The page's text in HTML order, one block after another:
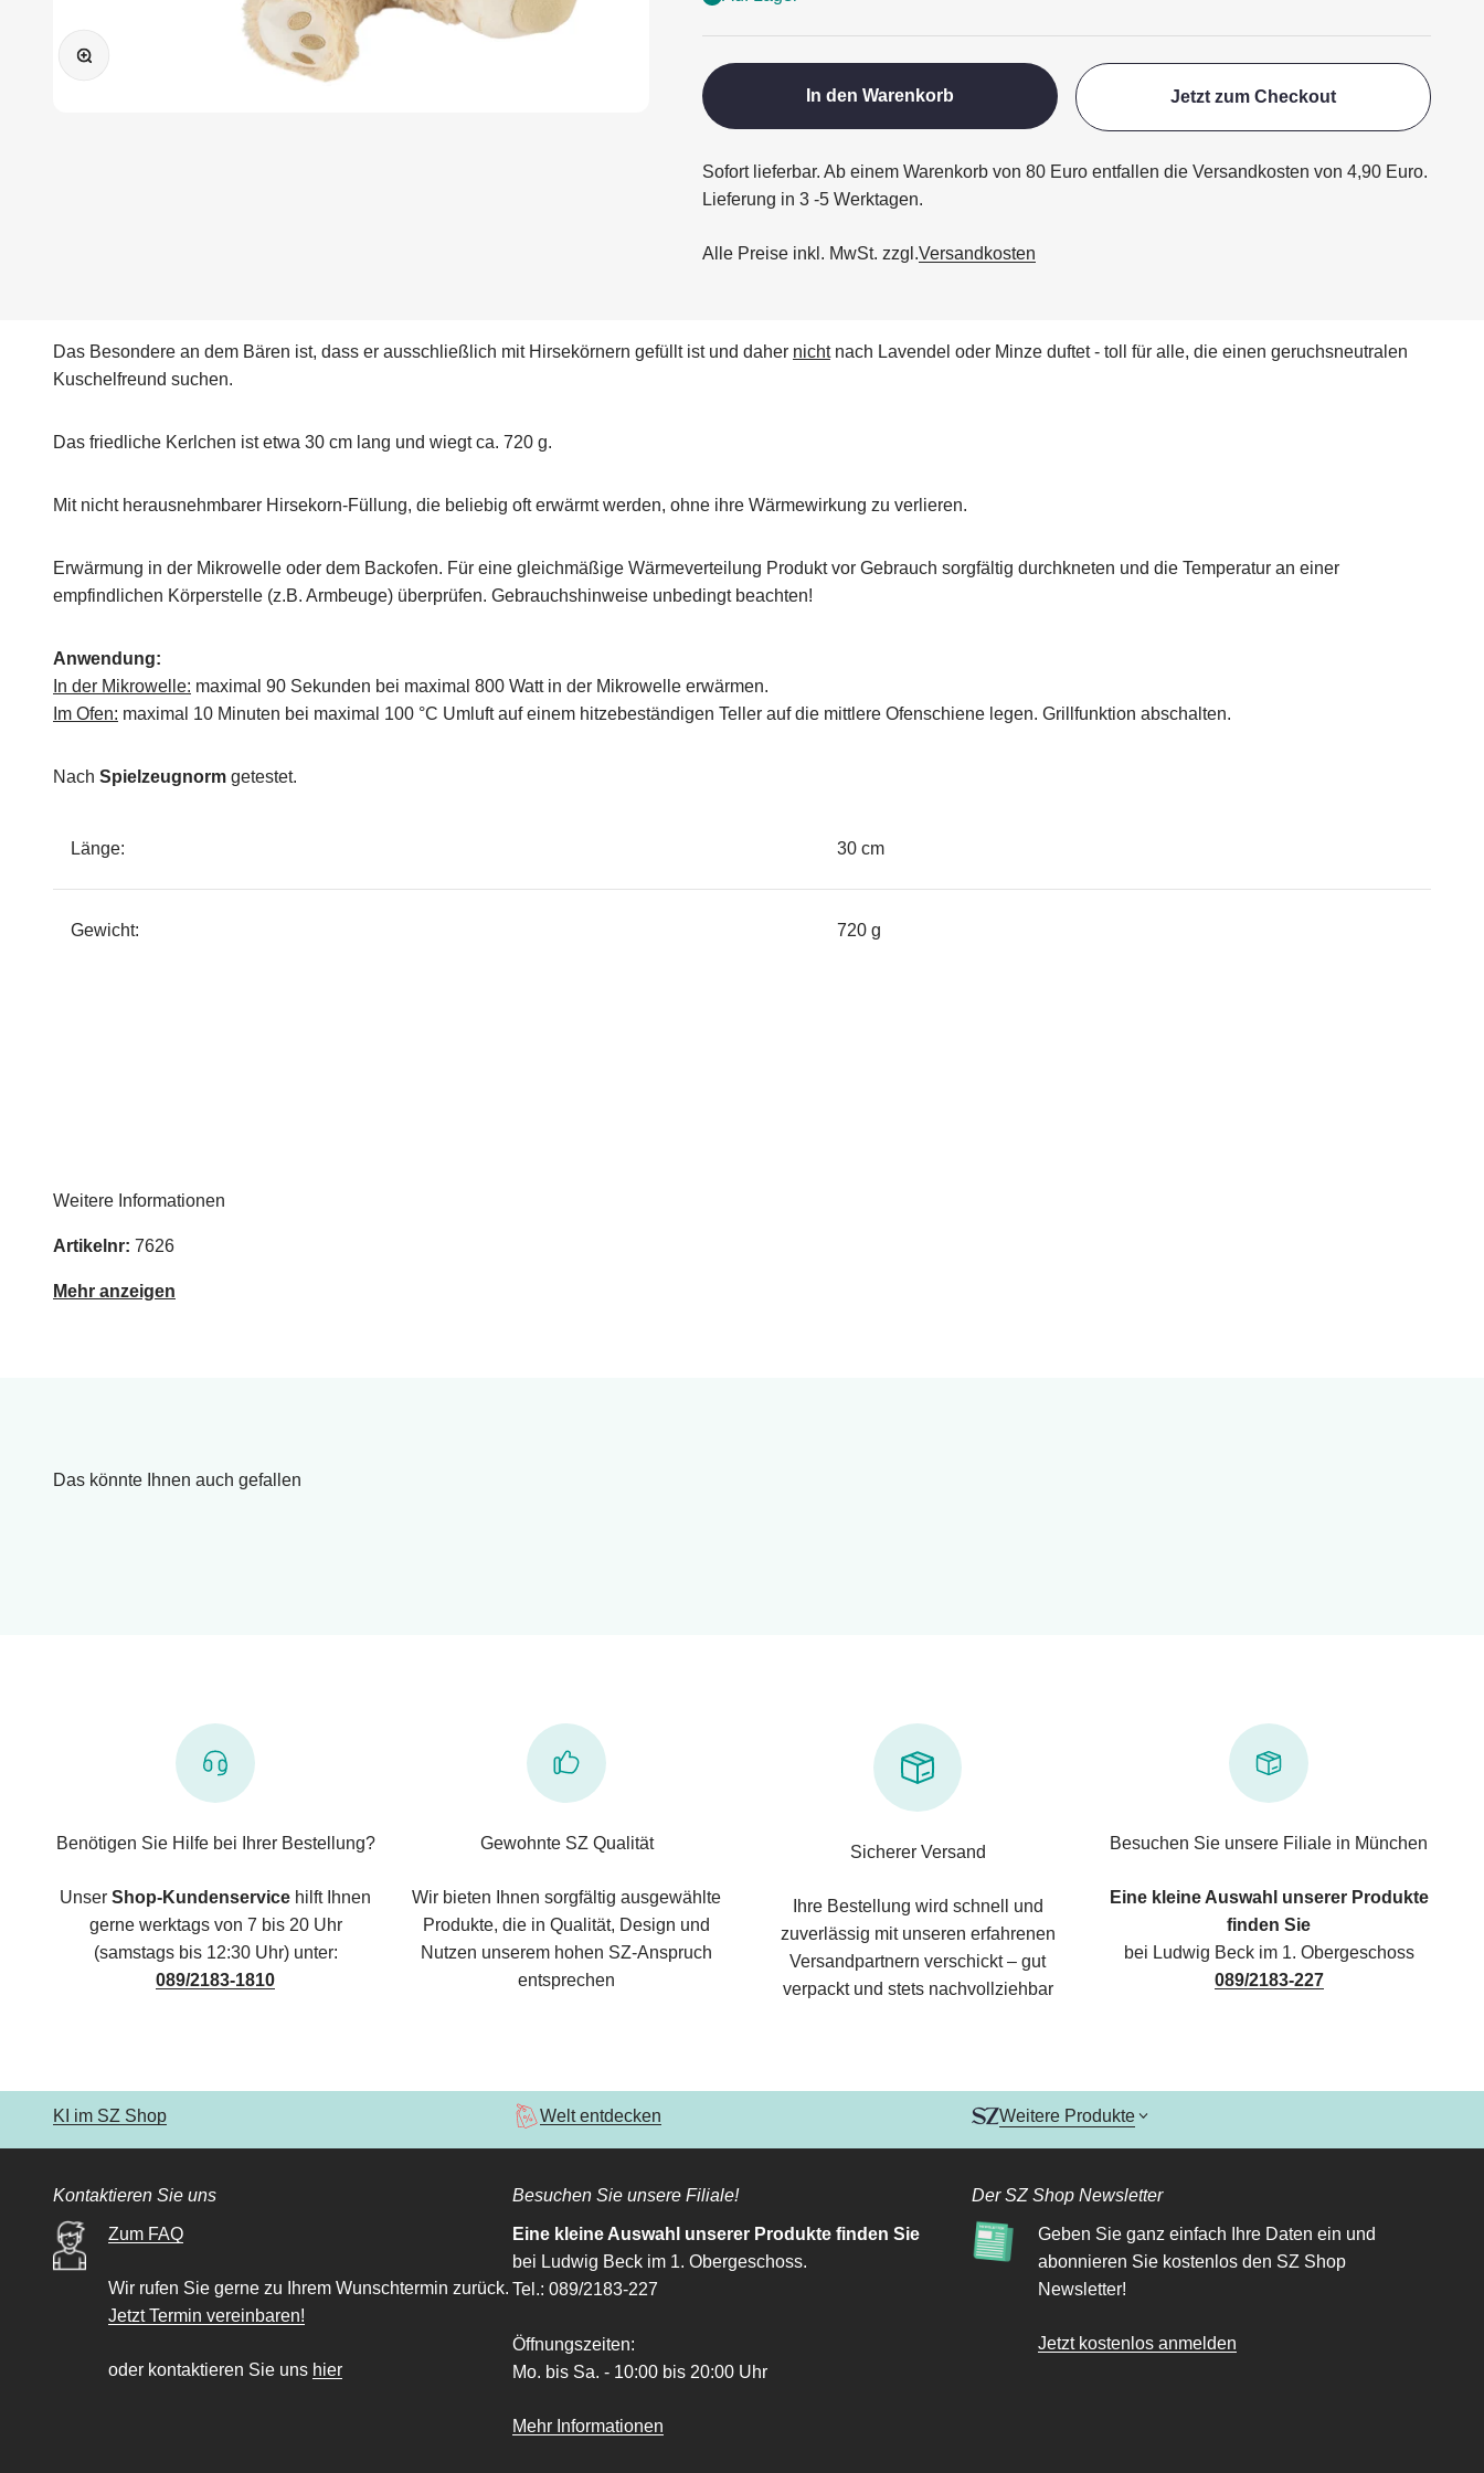
Bild vergrößern
In den Warenkorb Jetzt zum Checkout
Sofort lieferbar. Ab einem Warenkorb von 80 Euro entfallen die Versandkosten von 4,90 Euro.
Lieferung in 3 -5 Werktagen.
Alle Preise inkl. MwSt. zzgl.Versandkosten
Das Besondere an dem Bären ist, dass er ausschließlich mit Hirsekörnern gefüllt ist und daher nicht nach Lavendel oder Minze duftet - toll für alle, die einen geruchsneutralen
Kuschelfreund suchen.
Das friedliche Kerlchen ist etwa 30 cm lang und wiegt ca. 720 g.
Mit nicht herausnehmbarer Hirsekorn-Füllung, die beliebig oft erwärmt werden, ohne ihre Wärmewirkung zu verlieren.
Erwärmung in der Mikrowelle oder dem Backofen. Für eine gleichmäßige Wärmeverteilung Produkt vor Gebrauch sorgfältig durchkneten und die Temperatur an einer
empfindlichen Körperstelle (z.B. Armbeuge) überprüfen. Gebrauchshinweise unbedingt beachten!
Anwendung:
In der Mikrowelle: maximal 90 Sekunden bei maximal 800 Watt in der Mikrowelle erwärmen.
Im Ofen: maximal 10 Minuten bei maximal 100 °C Umluft auf einem hitzebeständigen Teller auf die mittlere Ofenschiene legen. Grillfunktion abschalten.
Nach Spielzeugnorm getestet.
Länge: 30 cm
Gewicht: 720 g
Weitere Informationen
Artikelnr: 7626
Mehr anzeigen
Das könnte Ihnen auch gefallen
Benötigen Sie Hilfe bei Ihrer Bestellung?
Unser Shop-Kundenservice hilft Ihnen
gerne werktags von 7 bis 20 Uhr
(samstags bis 12:30 Uhr) unter:
089/2183-1810
Gewohnte SZ Qualität
Wir bieten Ihnen sorgfältig ausgewählte
Produkte, die in Qualität, Design und
Nutzen unserem hohen SZ-Anspruch
entsprechen
Sicherer Versand
Ihre Bestellung wird schnell und
zuverlässig mit unseren erfahrenen
Versandpartnern verschickt – gut
verpackt und stets nachvollziehbar
Besuchen Sie unsere Filiale in München
Eine kleine Auswahl unserer Produkte
finden Sie
bei Ludwig Beck im 1. Obergeschoss
089/2183-227
KI im SZ Shop Welt entdecken Weitere Produkte
Kontaktieren Sie uns
Zum FAQ
Wir rufen Sie gerne zu Ihrem Wunschtermin zurück.
Jetzt Termin vereinbaren!
oder kontaktieren Sie uns hier
Besuchen Sie unsere Filiale!
Eine kleine Auswahl unserer Produkte finden Sie
bei Ludwig Beck im 1. Obergeschoss.
Tel.: 089/2183-227
Öffnungszeiten:
Mo. bis Sa. - 10:00 bis 20:00 Uhr
Mehr Informationen
Der SZ Shop Newsletter
Geben Sie ganz einfach Ihre Daten ein und
abonnieren Sie kostenlos den SZ Shop
Newsletter!
Jetzt kostenlos anmelden